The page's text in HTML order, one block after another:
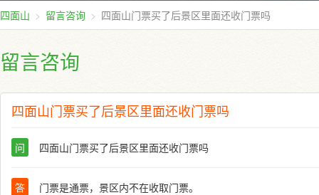
四面山 留言咨询 四面山门票买了后景区里面还收门票吗
留言咨询
四面山门票买了后景区里面还收门票吗
问 四面山门票买了后景区里面还收门票吗
答 门票是通票，景区内不在收取门票。